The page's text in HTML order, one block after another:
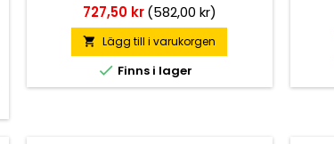
Pris
727,50 kr(582,00 kr)
 Lägg till i varukorgen
 Finns i lager